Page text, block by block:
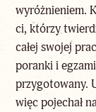
wyróżnieniem.
ci, którzy
całej swojej
poranki i
przygotowany.
więc pojechał